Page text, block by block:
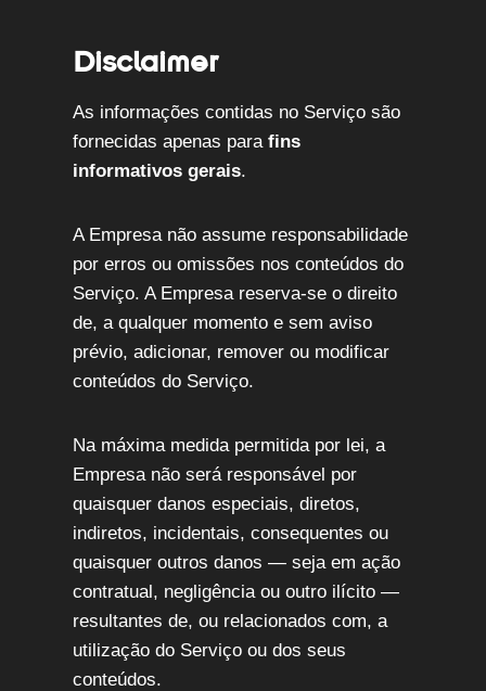
Disclaimer
As informações contidas no Serviço são
fornecidas apenas parafins
informativos gerais.
A Empresa não assume responsabilidade
por erros ou omissões nos conteúdos do
Serviço. A Empresa reserva-se o direito
de, a qualquer momento e sem aviso
prévio, adicionar, remover ou modificar
conteúdos do Serviço.
Na máxima medida permitida por lei, a
Empresa não será responsável por
quaisquer danos especiais, diretos,
indiretos, incidentais, consequentes ou
quaisquer outros danos — seja em ação
contratual, negligência ou outro ilícito —
resultantes de, ou relacionados com, a
utilização do Serviço ou dos seus
conteúdos.